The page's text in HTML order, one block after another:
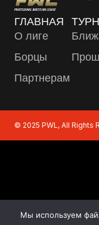
ГЛАВНАЯ
О лиге
Борцы
Партнерам
© 2025 PWL, All Rights
Мы используем